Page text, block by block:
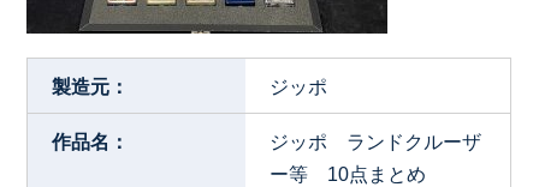
製造元： ジッポ
作品名：
ジッポ ランドクルーザ
ー等 10点まとめ